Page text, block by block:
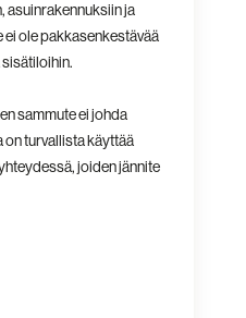
asuinrakennuksiin ja
ole pakkasenkestävää
sammute ei johda
on turvallista käyttää
joiden jännite